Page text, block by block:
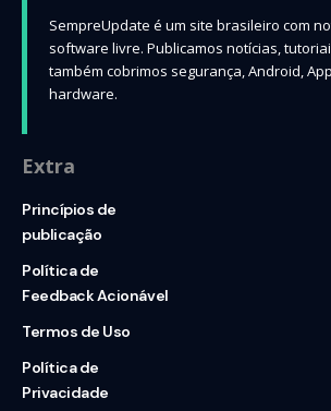
SempreUpdate é um site brasileiro com
software livre. Publicamos notícias,
também cobrimos segurança, Android,
hardware.
Extra
Princípios de
publicação
Política de
Feedback Acionável
Termos de Uso
Política de
Privacidade